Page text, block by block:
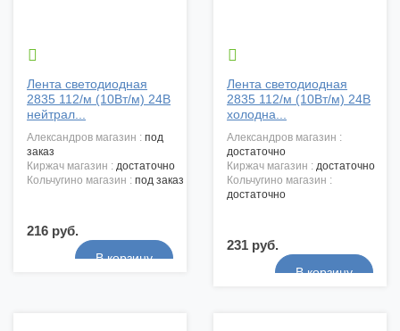

Лента светодиодная
2835 112/м (10Вт/м) 24В
нейтрал...
александров магазин : под
заказ
киржач магазин : достаточно
кольчугино магазин : под заказ
216 руб.

Лента светодиодная
2835 112/м (10Вт/м) 24В
холодна...
александров магазин :
достаточно
киржач магазин : достаточно
кольчугино магазин :
достаточно
231 руб.